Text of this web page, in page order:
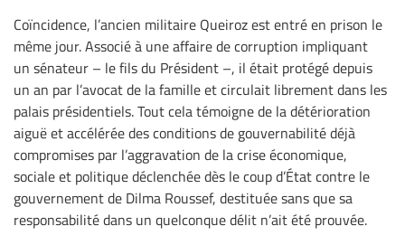
Coïncidence, l’ancien militaire Queiroz est entré en prison le
même jour. Associé à une affaire de corruption impliquant
un sénateur – le fils du Président –, il était protégé depuis
un an par l’avocat de la famille et circulait librement dans les
palais présidentiels. Tout cela témoigne de la détérioration
aiguë et accélérée des conditions de gouvernabilité déjà
compromises par l’aggravation de la crise économique,
sociale et politique déclenchée dès le coup d’État contre le
gouvernement de Dilma Roussef, destituée sans que sa
responsabilité dans un quelconque délit n’ait été prouvée.